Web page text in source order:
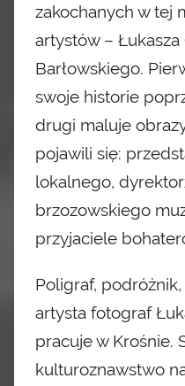
zakochanych w tej
artystów –
Barłowskiego.
swoje historie
drugi maluje
pojawili się:
lokalnego,
brzozowskiego
przyjaciele
Poligraf,
artysta fotograf
pracuje w Krośnie.
kulturoznawstwo